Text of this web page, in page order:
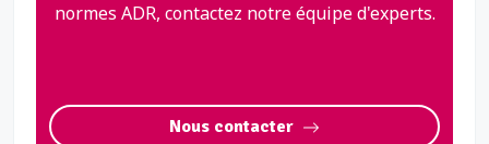
normes ADR, contactez notre équipe d'experts.
Nous contacter